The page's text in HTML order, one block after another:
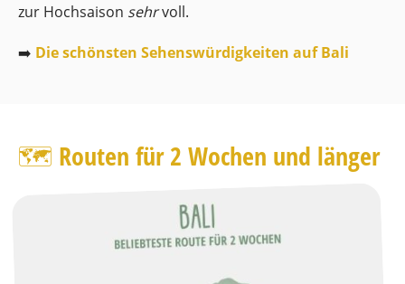
zur Hochsaison sehrvoll.
➡️ Die schönsten Sehenswürdigkeiten auf Bali
🗺 Routen für 2 Wochen und länger